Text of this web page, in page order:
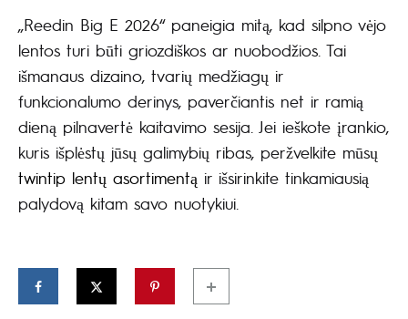
„Reedin Big E 2026“ paneigia mitą, kad silpno vėjo
lentos turi būti griozdiškos ar nuobodžios. Tai
išmanaus dizaino, tvarių medžiagų ir
funkcionalumo derinys, paverčiantis net ir ramią
dieną pilnavertė kaitavimo sesija. Jei ieškote įrankio,
kuris išplėstų jūsų galimybių ribas, peržvelkite mūsų
twintip lentų asortimentą ir išsirinkite tinkamiausią
palydovą kitam savo nuotykiui.